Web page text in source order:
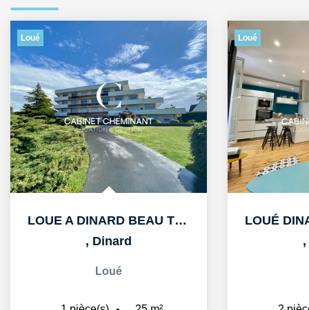
Loué
LOUE A DINARD BEAU T1bis DE 25m2 AU PORT BLANC
, Dinard
Loué
Loué
,